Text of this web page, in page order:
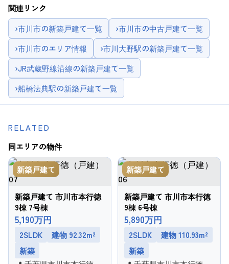
関連リンク
›市川市の新築戸建て一覧 ›市川市の中古戸建て一覧
›市川市のエリア情報 ›市川大野駅の新築戸建て一覧
›JR武蔵野線沿線の新築戸建て一覧
›船橋法典駅の新築戸建て一覧
RELATED
同エリアの物件
新築戸建て
新築戸建て 市川市本行徳
9棟 7号棟
5,190万円
2SLDK
建物 92.32m²
新築
新築戸建て
新築戸建て 市川市本行徳
9棟 6号棟
5,890万円
2SLDK
建物 110.93m²
新築